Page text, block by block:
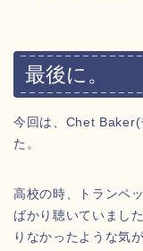
最後に。
今回は、Chet Baker(
た。
高校の時、トランペ
ばかり聴いていまし
りなかったような気